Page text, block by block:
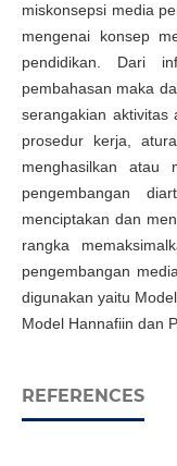
miskonsepsi media
mengenai konsep
pendidikan. Dari
pembahasan maka
serangakian
prosedur kerja,
menghasilkan atau
pengembangan
menciptakan dan
rangka
pengembangan
digunakan yaitu
Model Hannafiin dan
REFERENCES